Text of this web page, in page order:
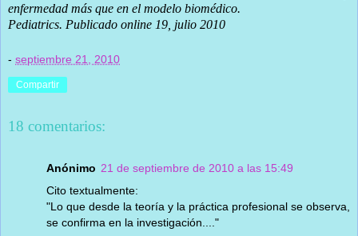
enfermedad más que en el modelo biomédico.
Pediatrics. Publicado online 19, julio 2010
- septiembre 21, 2010
Compartir
18 comentarios:
Anónimo 21 de septiembre de 2010 a las 15:49
Cito textualmente:
"Lo que desde la teoría y la práctica profesional se observa,
se confirma en la investigación...."